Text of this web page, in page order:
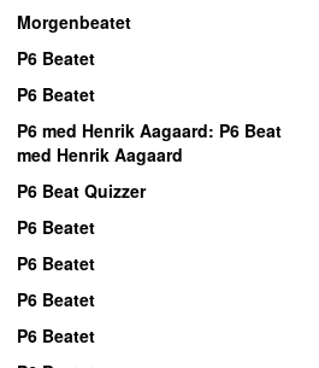
Morgenbeatet
P6 Beatet
P6 Beatet
P6 med Henrik Aagaard: P6 Beat
med Henrik Aagaard
P6 Beat Quizzer
P6 Beatet
P6 Beatet
P6 Beatet
P6 Beatet